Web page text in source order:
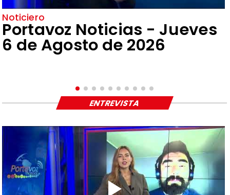
Noticiero
Portavoz Noticias - Jueves
6 de Agosto de 2026
ENTREVISTA